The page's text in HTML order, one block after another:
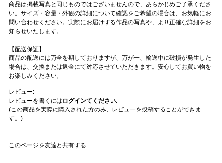
商品は掲載写真と同じものではございませんので、あらかじめご了承くださ
い。サイズ・容量・外観の詳細について確認をご希望の場合は、お気軽にお
問い合わせください。実際にお届けする作品の写真や、より正確な詳細をお
知らせいたします。
【配送保証】
商品の配送には万全を期しておりますが、万が一、輸送中に破損が発生した
場合は、交換または返金にて対応させていただきます。安心してお買い物を
お楽しみください。
レビュー:
レビューを書くには ログインてください.
(この商品を実際に購入された方のみ、レビューを投稿することができま
す。)
このページを友達と共有する: